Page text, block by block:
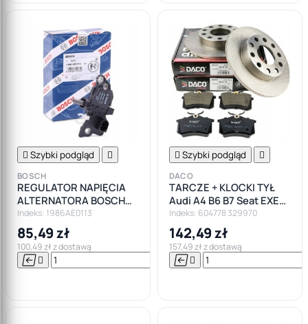
 Szybki podgląd 
BOSCH
REGULATOR NAPIĘCIA
ALTERNATORA BOSCH
AUDI SEAT SKODA VW
Indeks: 1986AE0113
85,49 zł
100,49 zł z dostawą
  

 Szybki podgląd 
DACO
TARCZE + KLOCKI TYŁ
Audi A4 B6 B7 Seat EXEO
245x10mm
Indeks: 604778 329970
142,49 zł
157,49 zł z dostawą
 